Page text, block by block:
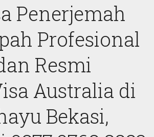
Penerjemah
Profesional
Resmi
Australia di
Bekasi,